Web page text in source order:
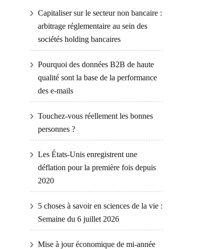
Capitaliser sur le secteur non bancaire :
arbitrage réglementaire au sein des
sociétés holding bancaires
Pourquoi des données B2B de haute
qualité sont la base de la performance
des e-mails
Touchez-vous réellement les bonnes
personnes ?
Les États-Unis enregistrent une
déflation pour la première fois depuis
2020
5 choses à savoir en sciences de la vie :
Semaine du 6 juillet 2026
Mise à jour économique de mi-année